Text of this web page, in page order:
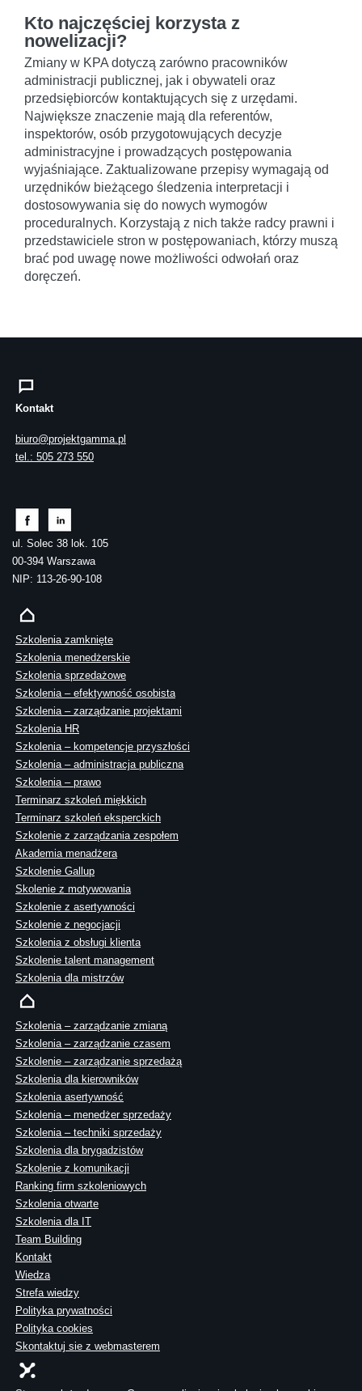
Kto najczęściej korzysta z
nowelizacji?
Zmiany w KPA dotyczą zarówno pracowników
administracji publicznej, jak i obywateli oraz
przedsiębiorców kontaktujących się z urzędami.
Największe znaczenie mają dla referentów,
inspektorów, osób przygotowujących decyzje
administracyjne i prowadzących postępowania
wyjaśniające. Zaktualizowane przepisy wymagają od
urzędników bieżącego śledzenia interpretacji i
dostosowywania się do nowych wymogów
proceduralnych. Korzystają z nich także radcy prawni i
przedstawiciele stron w postępowaniach, którzy muszą
brać pod uwagę nowe możliwości odwołań oraz
doręczeń.
Kontakt
biuro@projektgamma.pl
tel.: 505 273 550
ul. Solec 38 lok. 105
00-394 Warszawa
NIP: 113-26-90-108
Szkolenia zamknięte
Szkolenia menedżerskie
Szkolenia sprzedażowe
Szkolenia – efektywność osobista
Szkolenia – zarządzanie projektami
Szkolenia HR
Szkolenia – kompetencje przyszłości
Szkolenia – administracja publiczna
Szkolenia – prawo
Terminarz szkoleń miękkich
Terminarz szkoleń eksperckich
Szkolenie z zarządzania zespołem
Akademia menadżera
Szkolenie Gallup
Skolenie z motywowania
Szkolenie z asertywności
Szkolenie z negocjacji
Szkolenia z obsługi klienta
Szkolenie talent management
Szkolenia dla mistrzów
Szkolenia – zarządzanie zmianą
Szkolenia – zarządzanie czasem
Szkolenie – zarządzanie sprzedażą
Szkolenia dla kierowników
Szkolenia asertywność
Szkolenia – menedżer sprzedaży
Szkolenia – techniki sprzedaży
Szkolenia dla brygadzistów
Szkolenie z komunikacji
Ranking firm szkoleniowych
Szkolenia otwarte
Szkolenia dla IT
Team Building
Kontakt
Wiedza
Strefa wiedzy
Polityka prywatności
Polityka cookies
Skontaktuj sie z webmasterem